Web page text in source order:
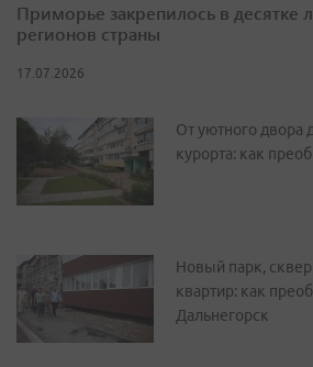
Приморье закрепилось в десятке
регионов страны
17.07.2026
От уютного двора
курорта: как
Новый парк,
квартир: как
Дальнегорск